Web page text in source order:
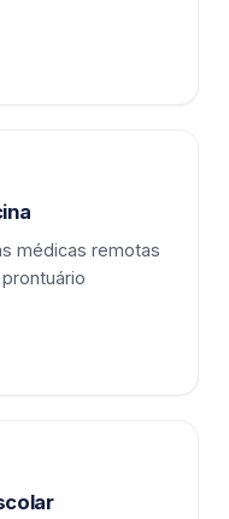
médicas remotas